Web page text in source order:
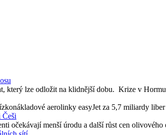
který lze odložit na klidnější dobu. Krize v
aerolinky easyJet za 5,7 miliardy
Češi
očekávají menší úrodu a další růst cen